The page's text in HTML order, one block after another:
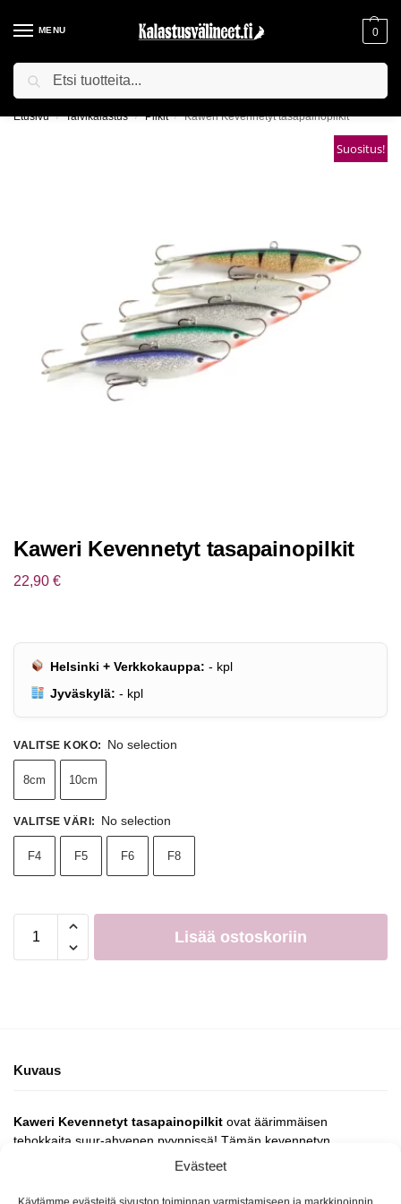
Evästeet
MENU 0
ILMAINEN TOIMITUS YLI 75€ TILAUKSILLE!
Etusivu / Talvikalastus / Pilkit / Kaweri Kevennetyt tasapainopilkit
Suositus!
Kaweri Kevennetyt tasapainopilkit
22,90 €
Helsinki + Verkkokauppa: - kpl
Jyväskylä: - kpl
VALITSE KOKO: No selection
8cm 10cm
VALITSE VÄRI: No selection
F4 F5 F6 F8
Lisää ostoskoriin
Kuvaus
Kaweri Kevennetyt tasapainopilkit ovat äärimmäisen
tehokkaita suur-ahvenen pyynnissä! Tämän kevennetyn
tasapainopilkin rauhallinen uinti on omiaan laukaisemaan